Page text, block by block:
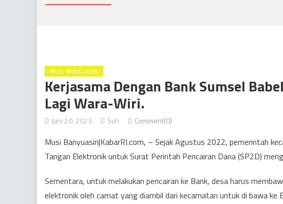
MUSI BANYUASIN
Kerjasama Dengan Bank Sumsel
Lagi Wara-Wiri.
Juni 20, 2023 Suh Comment(0)
Musi Banyuasin|KabarRI.com, – Sejak Agustus 2022, pemerintah
Tangan Elektronik untuk Surat Perintah Pencairan Dana (SP2D)
Sementara, untuk melakukan pencairan ke Bank, desa harus
elektronik oleh camat yang diambil dari kecamatan untuk di bawa ke